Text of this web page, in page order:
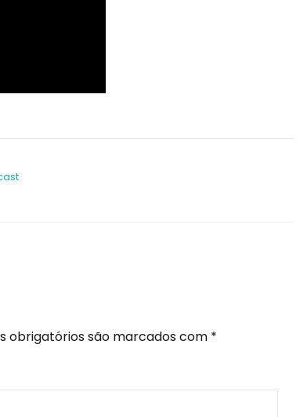
obrigatórios são marcados com *